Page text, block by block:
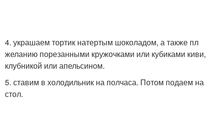
4. украшаем тортик натертым шоколадом, а также пл
желанию порезанными кружочками или кубиками киви,
клубникой или апельсином.
5. ставим в холодильник на полчаса. Потом подаем на
стол.